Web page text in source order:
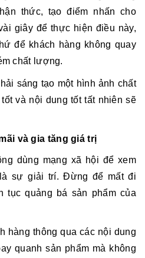
thức, tạo điểm nhấn cho
giây để thực hiện điều này,
để khách hàng không quay
chất lượng.
sáng tạo một hình ảnh chất
và nội dung tốt tất nhiên sẽ
và gia tăng giá trị
dùng mạng xã hội để xem
sự giải trí. Đừng để mất đi
tục quảng bá sản phẩm của
hàng thông qua các nội dung
quanh sản phẩm mà không